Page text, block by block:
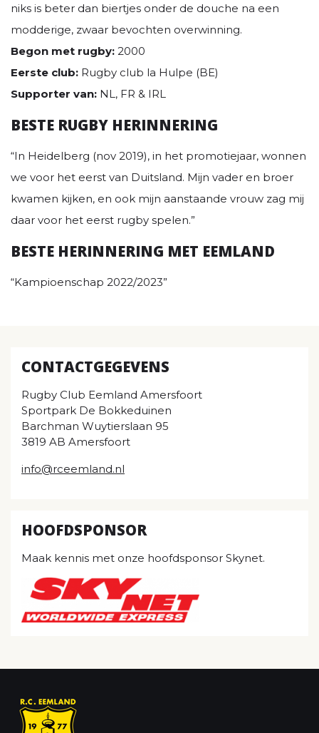
niks is beter dan biertjes onder de douche na een
modderige, zwaar bevochten overwinning.
Begon met rugby: 2000
Eerste club: Rugby club la Hulpe (BE)
Supporter van: NL, FR & IRL
BESTE RUGBY HERINNERING
“In Heidelberg (nov 2019), in het promotiejaar, wonnen
we voor het eerst van Duitsland. Mijn vader en broer
kwamen kijken, en ook mijn aanstaande vrouw zag mij
daar voor het eerst rugby spelen.”
BESTE HERINNERING MET EEMLAND
“Kampioenschap 2022/2023”
CONTACTGEGEVENS
Rugby Club Eemland Amersfoort
Sportpark De Bokkeduinen
Barchman Wuytierslaan 95
3819 AB Amersfoort
info@rceemland.nl
HOOFDSPONSOR
Maak kennis met onze hoofdsponsor Skynet.